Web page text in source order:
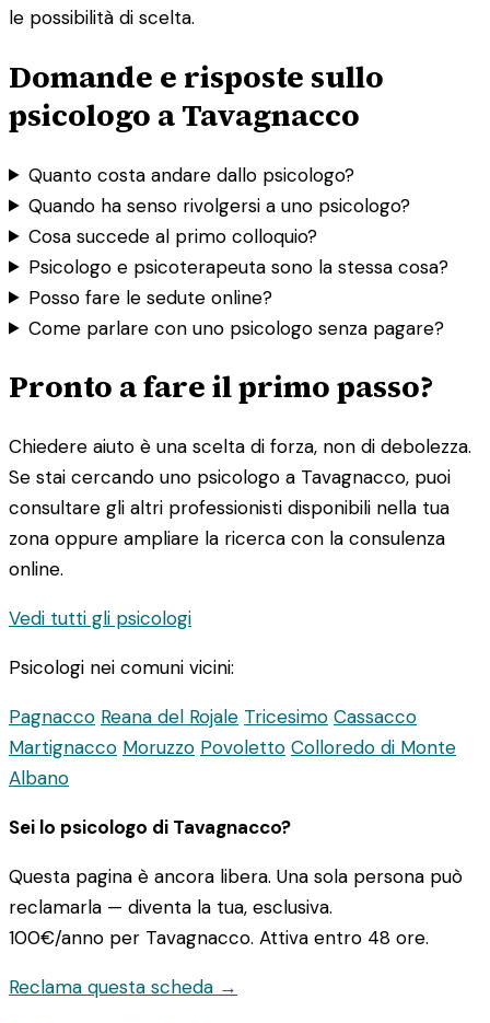
le possibilità di scelta.
Domande e risposte sullo
psicologo a Tavagnacco
Quanto costa andare dallo psicologo?
Quando ha senso rivolgersi a uno psicologo?
Cosa succede al primo colloquio?
Psicologo e psicoterapeuta sono la stessa cosa?
Posso fare le sedute online?
Come parlare con uno psicologo senza pagare?
Pronto a fare il primo passo?
Chiedere aiuto è una scelta di forza, non di debolezza.
Se stai cercando uno psicologo a Tavagnacco, puoi
consultare gli altri professionisti disponibili nella tua
zona oppure ampliare la ricerca con la consulenza
online.
Vedi tutti gli psicologi
Psicologi nei comuni vicini:
Pagnacco Reana del Rojale Tricesimo Cassacco
Martignacco Moruzzo Povoletto Colloredo di Monte
Albano
Sei lo psicologo di Tavagnacco?
Questa pagina è ancora libera. Una sola persona può
reclamarla — diventa la tua, esclusiva.
100€/anno per Tavagnacco. Attiva entro 48 ore.
Reclama questa scheda →